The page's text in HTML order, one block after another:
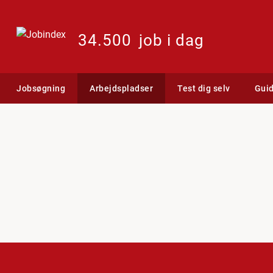
34.500 job i dag
Jobsøgning Arbejdspladser Test dig selv